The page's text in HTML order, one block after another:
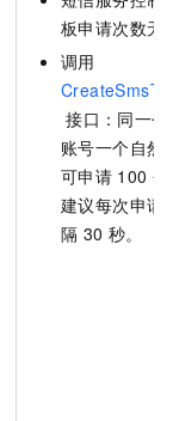
板申请次数无
调用
接口：同一
账号一个自然
可申请 100
建议每次申请
隔 30 秒。